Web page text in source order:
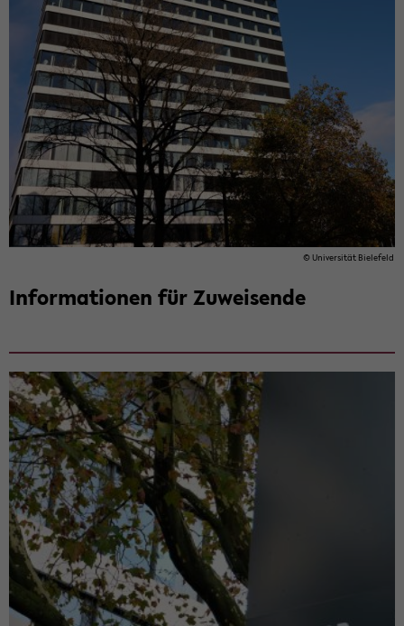
© Uni­ver­si­tät Bie­le­feld
In­for­ma­tio­nen für Zu­wei­sen­de